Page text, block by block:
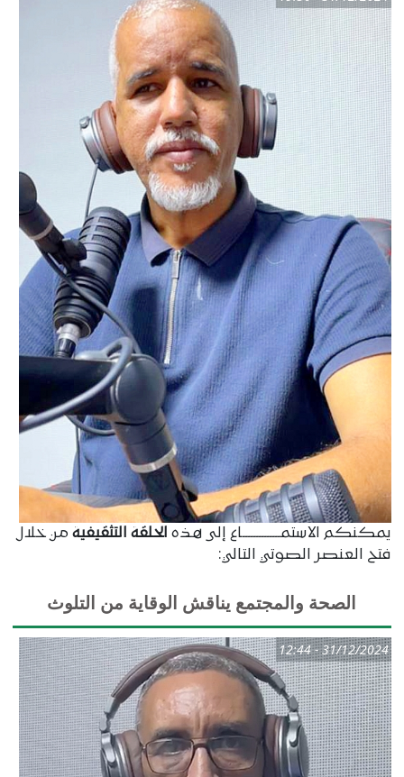
يمكنكم الاستمــــــــــــــاع إلى هذه الحلقة التثقيفيةمن خلال
فتح العنصر الصوتي التالي:
الصحة والمجتمع يناقش الوقاية من التلوث
31/12/2024 - 12:44